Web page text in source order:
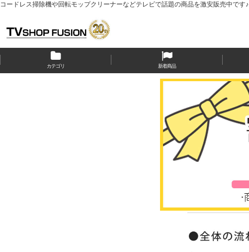
コードレス掃除機や回転モップクリーナーなどテレビで話題の商品を激安販売中です♪
カテゴリ 新着商品